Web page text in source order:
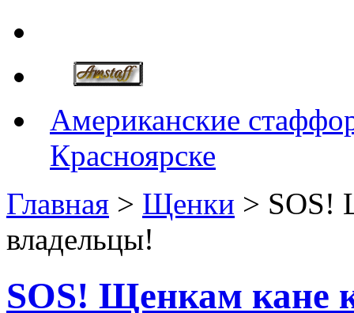
Американские
Красноярске
Главная > Щенки > SOS!
владельцы!
SOS! Щенкам кане